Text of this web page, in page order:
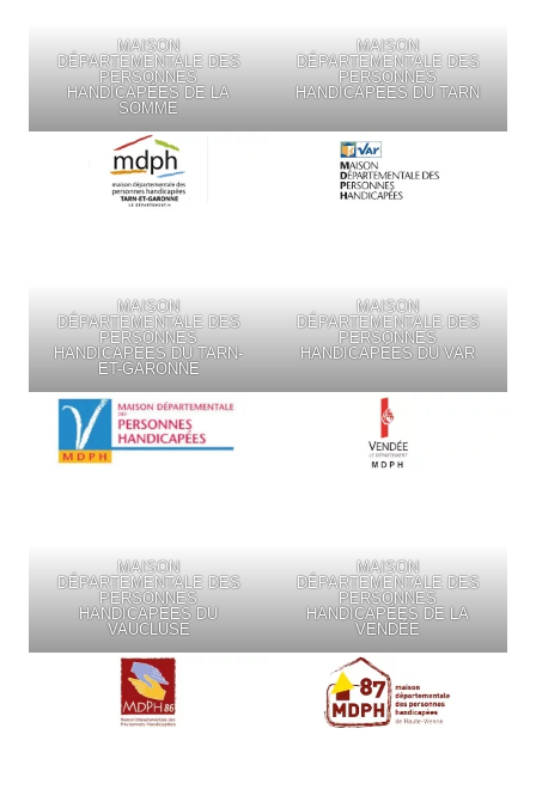
MAISON
DÉPARTEMENTALE DES
PERSONNES
HANDICAPÉES DE LA
SOMME
MAISON
DÉPARTEMENTALE DES
PERSONNES
HANDICAPÉES DU TARN
MAISON
DÉPARTEMENTALE DES
PERSONNES
HANDICAPÉES DU TARN-
ET-GARONNE
MAISON
DÉPARTEMENTALE DES
PERSONNES
HANDICAPÉES DU VAR
MAISON
DÉPARTEMENTALE DES
PERSONNES
HANDICAPÉES DU
VAUCLUSE
MAISON
DÉPARTEMENTALE DES
PERSONNES
HANDICAPÉES DE LA
VENDÉE